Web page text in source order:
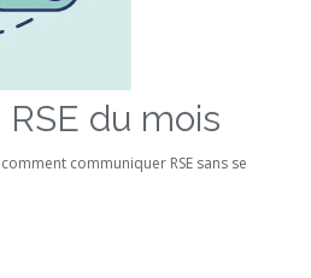
du mois
communiquer RSE sans se